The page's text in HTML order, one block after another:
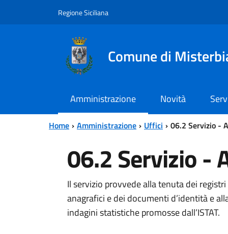
Regione Siciliana
Comune di
Amministrazione Novità
Home Amministrazione Uffici 06.2 Servizio -
06.2 Servizio -
Il servizio provvede alla tenuta dei
anagrafici e dei documenti d’identità e
indagini statistiche promosse dall’ISTAT.